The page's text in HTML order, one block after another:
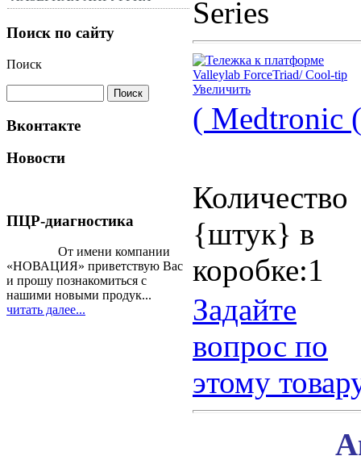
Поиск по сайту
Поиск
Вконтакте
Новости
ПЦР-диагностика
От имени компании
«НОВАЦИЯ» приветствую Вас
и прошу познакомиться с
нашими новыми продук...
читать далее...
Series
Увеличить
(
Количество
{штук} в
коробке:1
Задайте
вопрос по
этому